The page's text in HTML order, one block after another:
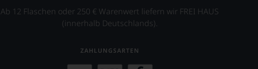
Ab 12 Flaschen oder 250 € Warenwert liefern wir FREI HAUS
(innerhalb Deutschlands).
ZAHLUNGSARTEN